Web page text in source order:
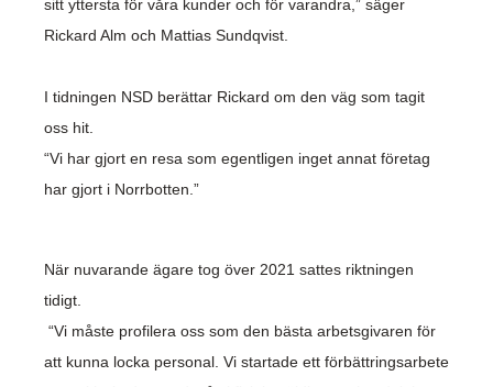
sitt yttersta för våra kunder och för varandra,” säger
Rickard Alm och Mattias Sundqvist.
I tidningen NSD berättar Rickard om den väg som tagit
oss hit.
“Vi har gjort en resa som egentligen inget annat företag
har gjort i Norrbotten.”
När nuvarande ägare tog över 2021 sattes riktningen
tidigt.
“Vi måste profilera oss som den bästa arbetsgivaren för
att kunna locka personal. Vi startade ett förbättringsarbete